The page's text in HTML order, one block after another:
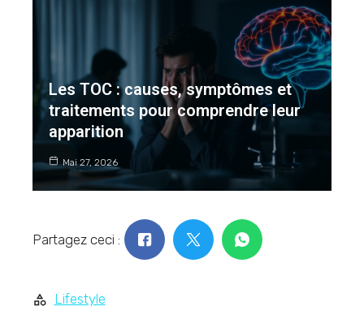
Les TOC : causes, symptômes et
traitements pour comprendre leur
apparition
Mai 27, 2026
Partagez ceci :
Lifestyle